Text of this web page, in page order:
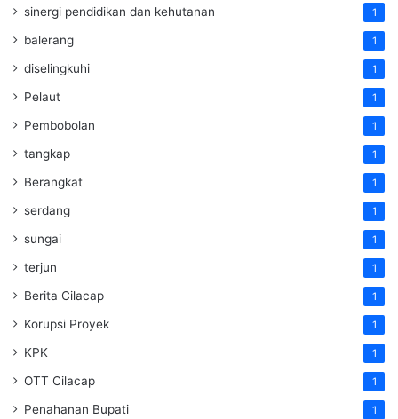
sinergi pendidikan dan kehutanan 1
balerang 1
diselingkuhi 1
Pelaut 1
Pembobolan 1
tangkap 1
Berangkat 1
serdang 1
sungai 1
terjun 1
Berita Cilacap 1
Korupsi Proyek 1
KPK 1
OTT Cilacap 1
Penahanan Bupati 1